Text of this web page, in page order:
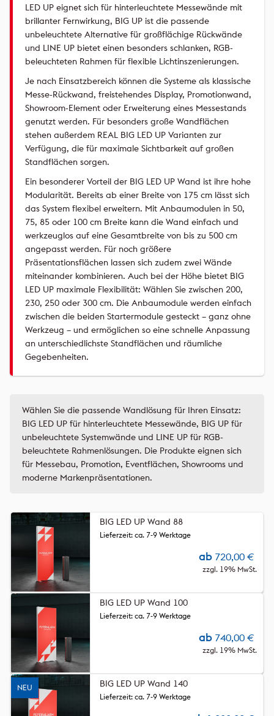
LED UP eignet sich für hinterleuchtete Messewände mit
brillanter Fernwirkung, BIG UP ist die passende
unbeleuchtete Alternative für großflächige Rückwände
und LINE UP bietet einen besonders schlanken, RGB-
beleuchteten Rahmen für flexible Lichtinszenierungen.
Je nach Einsatzbereich können die Systeme als klassische
Messe-Rückwand, freistehendes Display, Promotionwand,
Showroom-Element oder Erweiterung eines Messestands
genutzt werden. Für besonders große Wandflächen
stehen außerdem REAL BIG LED UP Varianten zur
Verfügung, die für maximale Sichtbarkeit auf großen
Standflächen sorgen.
Ein besonderer Vorteil der BIG LED UP Wand ist ihre hohe
Modularität. Bereits ab einer Breite von 175 cm lässt sich
das System flexibel erweitern. Mit Anbaumodulen in 50,
75, 85 oder 100 cm Breite kann die Wand einfach und
werkzeuglos auf eine Gesamtbreite von bis zu 500 cm
angepasst werden. Für noch größere
Präsentationsflächen lassen sich zudem zwei Wände
miteinander kombinieren. Auch bei der Höhe bietet BIG
LED UP maximale Flexibilität: Wählen Sie zwischen 200,
230, 250 oder 300 cm. Die Anbaumodule werden einfach
zwischen die beiden Startermodule gesteckt – ganz ohne
Werkzeug – und ermöglichen so eine schnelle Anpassung
an unterschiedlichste Standflächen und räumliche
Gegebenheiten.
Wählen Sie die passende Wandlösung für Ihren Einsatz:
BIG LED UP für hinterleuchtete Messewände, BIG UP für
unbeleuchtete Systemwände und LINE UP für RGB-
beleuchtete Rahmenlösungen. Die Produkte eignen sich
für Messebau, Promotion, Eventflächen, Showrooms und
moderne Markenpräsentationen.
BIG LED UP Wand 88
ab 720,00 €
zzgl. 19% MwSt.
Lieferzeit: ca. 7-9 Werktage
BIG LED UP Wand 100
ab 740,00 €
zzgl. 19% MwSt.
Lieferzeit: ca. 7-9 Werktage
NEU BIG LED UP Wand 140
Lieferzeit: ca. 7-9 Werktage